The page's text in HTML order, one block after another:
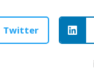
Twitter